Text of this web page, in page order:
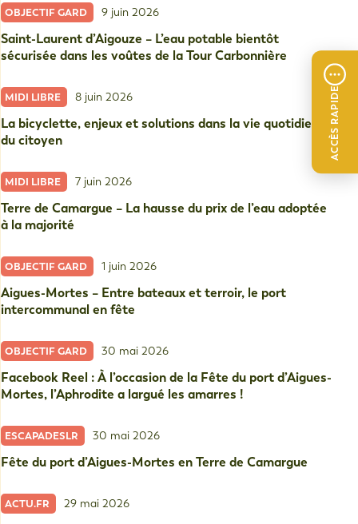
ACCÈS RAPIDE
OBJECTIF GARD 9 juin 2026
Saint-Laurent d’Aigouze – L’eau potable bientôt
sécurisée dans les voûtes de la Tour Carbonnière
MIDI LIBRE 8 juin 2026
La bicyclette, enjeux et solutions dans la vie quotidienne
du citoyen
MIDI LIBRE 7 juin 2026
Terre de Camargue – La hausse du prix de l’eau adoptée
à la majorité
OBJECTIF GARD 1 juin 2026
Aigues-Mortes – Entre bateaux et terroir, le port
intercommunal en fête
OBJECTIF GARD 30 mai 2026
Facebook Reel : À l’occasion de la Fête du port d’Aigues-
Mortes, l’Aphrodite a largué les amarres !
ESCAPADESLR 30 mai 2026
Fête du port d’Aigues-Mortes en Terre de Camargue
ACTU.FR 29 mai 2026